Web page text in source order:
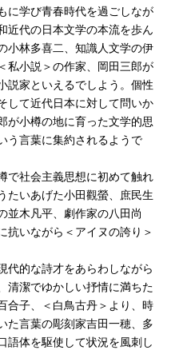
に学び青春時代を過ごしなが
近代の日本文学の本流を歩ん
小林多喜二、知識人文学の伊
私小説＞の作家、岡田三郎が
説家といえるでしよう。個性
して近代日本に対して問いか
が小樽の地に育った文学的思
う言葉に集約されるようで
で社会主義思想に初めて触れ
たいあげた小田觀螢、庶民生
並木凡平、劇作家の八田尚
抗いながら＜アイヌの誇り＞
代的な詩才をあらわしながら
清潔でゆかしい抒情に満ちた
合子、＜白鳥古丹＞より、時
た言葉の彫刻家吉田一穂、多
語体を駆使して状況を風刺し